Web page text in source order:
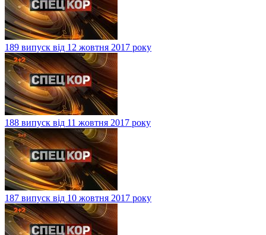
189 випуск від 12 жовтня 2017 року
188 випуск від 11 жовтня 2017 року
187 випуск від 10 жовтня 2017 року